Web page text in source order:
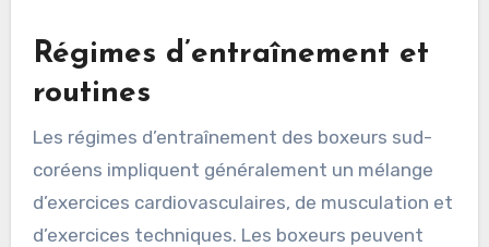
Régimes d’entraînement et
routines
Les régimes d’entraînement des boxeurs sud-
coréens impliquent généralement un mélange
d’exercices cardiovasculaires, de musculation et
d’exercices techniques. Les boxeurs peuvent